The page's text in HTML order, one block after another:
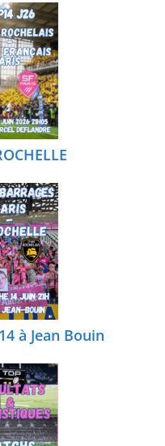
à Jean Bouin